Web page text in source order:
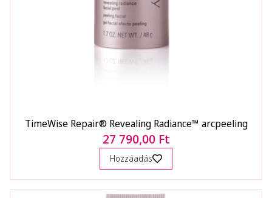
TimeWise Repair® Revealing Radiance™ arcpeeling
27 790,00 Ft
Hozzáadás